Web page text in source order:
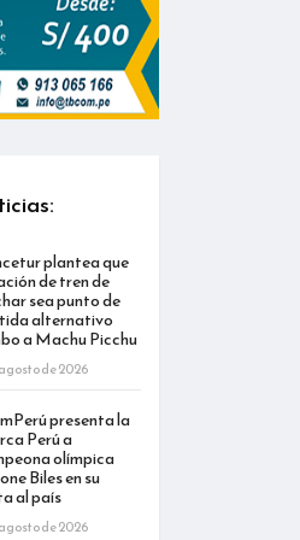
plantea que
de tren de
sea punto de
alternativo
a Machu Picchu
de 2026
presenta la
Perú a
olímpica
Biles en su
al país
de 2026